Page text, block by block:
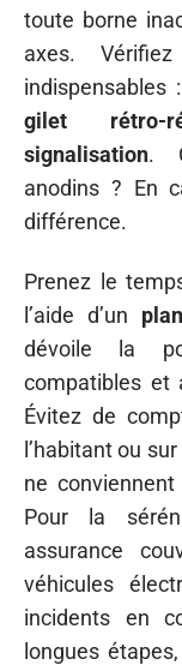
toute borne
axes.
indispensables
gilet rétro-
signalisation.
anodins ? En
différence.
Prenez le
l’aide d’un
dévoile la
compatibles et
Évitez de
l’habitant ou
ne
Pour la
assurance
véhicules
incidents en
longues